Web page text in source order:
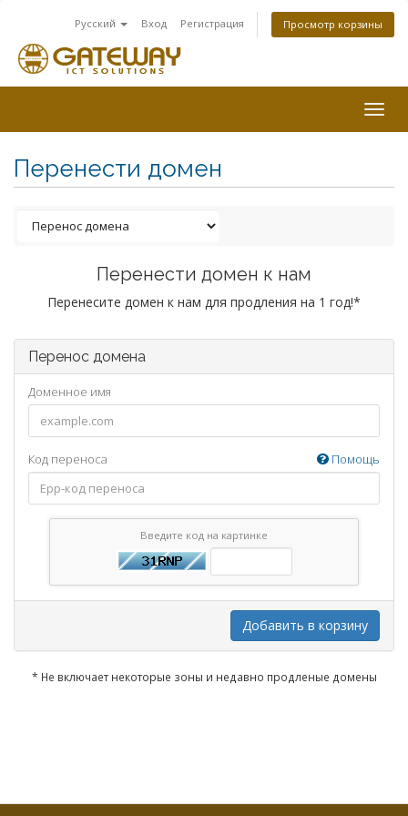
Русский Вход Регистрация Просмотр корзины
Перенести домен
Перенести домен к нам
Перенесите домен к нам для продления на 1 год!*
Перенос домена
Доменное имя
Код переноса Помощь
Введите код на картинке
Добавить в корзину
* Не включает некоторые зоны и недавно продленые домены